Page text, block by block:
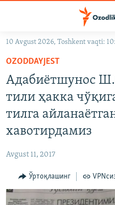
Асосий
навигацияга
ўтинг
Қидиришга
ўтинг
OZODVIDEO
OZODARXIV
На русском
10 Avgust 2026, Toshkent vaqti:
OZODDAYJEST
Адабиётшунос
тили ҳакка
тилга
хавотирдамиз
Avgust 11, 2017
Ўртоқлашинг